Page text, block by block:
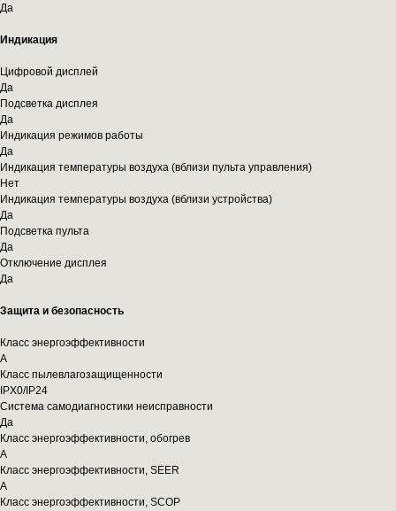
Да
Индикация
Цифровой дисплей
Да
Подсветка дисплея
Да
Индикация режимов работы
Да
Индикация температуры воздуха (вблизи пульта управления)
Нет
Индикация температуры воздуха (вблизи устройства)
Да
Подсветка пульта
Да
Отключение дисплея
Да
Защита и безопасность
Класс энергоэффективности
A
Класс пылевлагозащищенности
IPX0/IP24
Система самодиагностики неисправности
Да
Класс энергоэффективности, обогрев
A
Класс энергоэффективности, SEER
A
Класс энергоэффективности, SCOP